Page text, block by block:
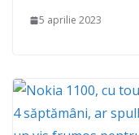
5 aprilie 2023